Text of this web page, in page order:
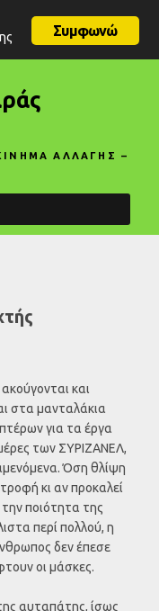
ΑΛΛΑΓΗΣ –
και
στα μανταλάκια
για τα έργα
των ΣΥΡΙΖΑΝΕΛ,
Όση θλίψη
κι αν προκαλεί
ποιότητα της
περί πολλού, η
δεν έπεσε
οι μάσκες.
αυταπάτης, ίσως
Συμφωνώ